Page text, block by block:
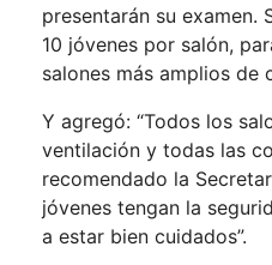
presentarán su examen.
10 jóvenes por salón,
salones más amplios de
Y agregó: “Todos los
ventilación y todas las
recomendado la
jóvenes tengan la
a estar bien cuidados”.